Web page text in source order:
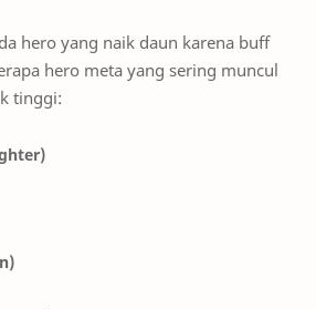
hero yang naik daun karena buff
hero meta yang sering muncul
tinggi: